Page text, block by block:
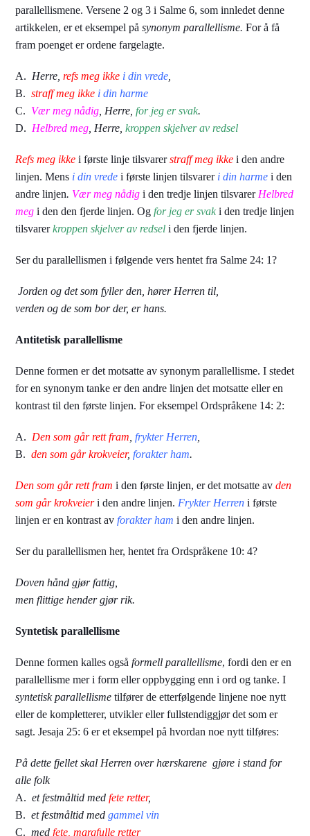
parallellismene. Versene 2 og 3 i Salme 6, som innledet denne
artikkelen, er et eksempel på synonym parallellisme. For å få
fram poenget er ordene fargelagte.
A. Herre, refs meg ikke i din vrede
B. straff meg ikke i din harme
C. Vær meg nådig , Herre, for jeg er svak.
D. Helbred meg , Herre, kroppen skjelver av redsel
Refs meg ikke i første linje tilsvarerstraff meg ikke i den andre
linjen. Mens i din vrede i første linjen tilsvarer i din harme i den
andre linjen. Vær meg nådig i den tredje linjen tilsvarer Helbred
meg i den den fjerde linjen. Og for jeg er svaki den tredje linjen
tilsvarerkroppen skjelver av redsel i den fjerde linjen.
Ser du parallellismen i følgende vers hentet fra Salme 24: 1?
Jorden og det som fyller den, hører Herren til,
verden og de som bor der, er hans.
Antitetisk parallellisme
Denne formen er det motsatte av synonym parallellisme. I stedet
for en synonym tanke er den andre linjen det motsatte eller en
kontrast til den første linjen. For eksempel Ordspråkene 14: 2:
A. Den som går rett fram frykter Herren
B. den som går krokveier, forakter ham.
Den som går rett fram i den første linjen, er det motsatte av den
som går krokveieri den andre linjen. Frykter Herren i første
linjen er en kontrast av forakter ham i den andre linjen.
Ser du parallellismen her, hentet fra Ordspråkene 10: 4?
Doven hånd gjør fattig,
men flittige hender gjør rik.
Syntetisk parallellisme
Denne formen kalles også formell parallellisme, fordi den er en
parallellisme mer i form eller oppbygging enn i ord og tanke. I
syntetisk parallellisme tilfører de etterfølgende linjene noe nytt
eller de kompletterer, utvikler eller fullstendiggjør det som er
sagt. Jesaja 25: 6 er et eksempel på hvordan noe nytt tilføres:
På dette fjelletskal Herren over hærskarene gjøre i stand for
alle folk
A. et festmåltid med fete retter,
B. et festmåltid med gammel vin
C. med fete, margfulle retter